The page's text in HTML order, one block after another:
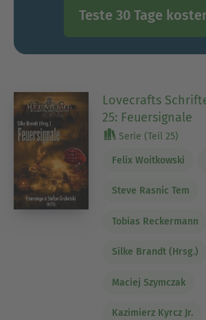
Teste 30 Tage
Lovecrafts
25: Feuersignale
Serie (Teil 25)
Felix Woitkowski
Steve Rasnic Tem
Tobias Reckermann
Silke Brandt (Hrsg.)
Maciej Szymczak
Kazimierz Kyrcz Jr.